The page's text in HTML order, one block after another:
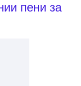
пени за